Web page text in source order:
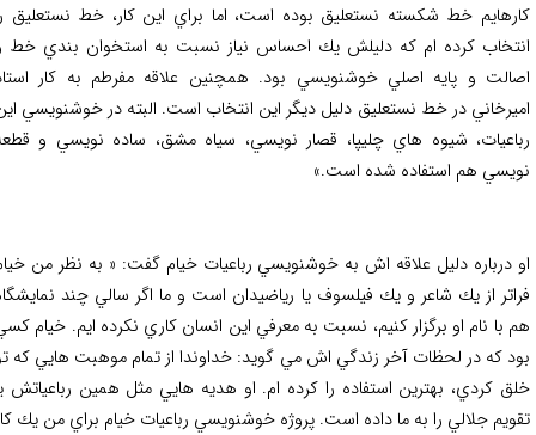
خط شكسته نستعليق بوده است، اما براي این کار، خط نستعليق را
كرده ام كه دليلش يك احساس نياز نسبت به استخوان بندي خط و
و پایه اصلي خوشنويسي بود. همچنين علاقه مفرطم به كار استاد
در خط نستعليق دلیل دیگر این انتخاب است. البته در خوشنويسي این
شيوه هاي چليپا، قصار نويسي، سياه مشق، ساده نويسي و قطعه
هم استفاده شده است.»
درباره دليل علاقه اش به خوشنويسي رباعيات خيام گفت: « به نظر من خيام
از يك شاعر و يك فيلسوف يا رياضيدان است و ما اگر سالي چند نمايشگاه
با نام او برگزار كنيم، نسبت به معرفي اين انسان كاري نكرده ايم. خيام كسي
كه در لحظات آخر زندگي اش مي گويد: خداوندا از تمام موهبت هايي كه تو
كردي، بهترين استفاده را كرده ام. او هديه هايي مثل همين رباعياتش يا
جلالي را به ما داده است. پروژه خوشنويسي رباعيات خيام براي من يك كار